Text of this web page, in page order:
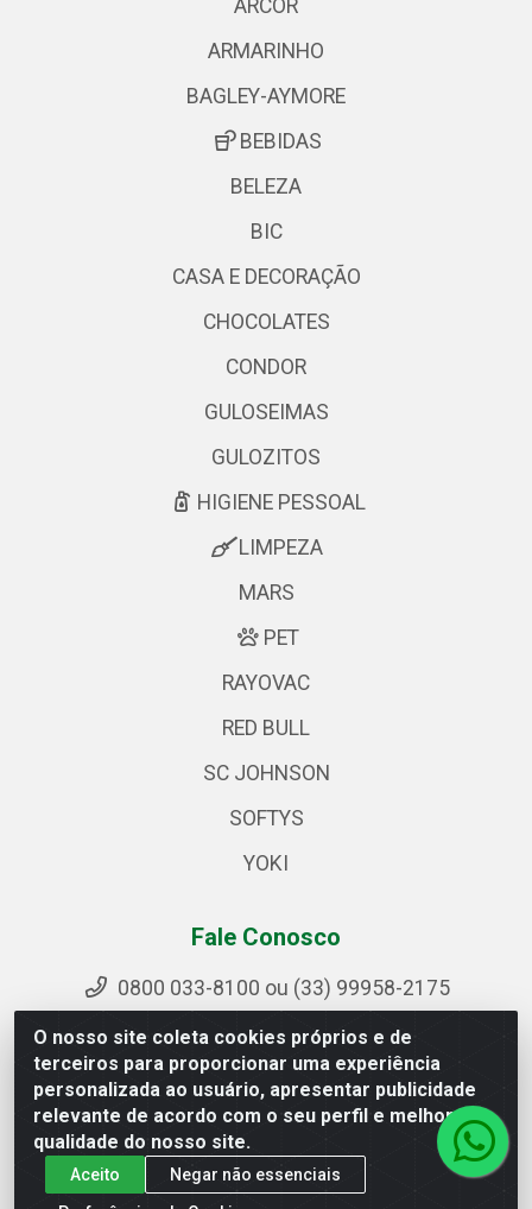
O nosso site coleta cookies próprios e de
terceiros para proporcionar uma experiência
personalizada ao usuário, apresentar publicidade
relevante de acordo com o seu perfil e melhorar a
qualidade do nosso site.
Aceito
Negar não essenciais
ARCOR
ARMARINHO
BAGLEY-AYMORE
BEBIDAS
BELEZA
BIC
CASA E DECORAÇÃO
CHOCOLATES
CONDOR
GULOSEIMAS
GULOZITOS
HIGIENE PESSOAL
LIMPEZA
MARS
PET
RAYOVAC
RED BULL
SC JOHNSON
SOFTYS
YOKI
Fale Conosco
0800 033-8100 ou (33) 99958-2175
sac@ipirangamg.com.br
Acompanhe nossas publicações
Ipiranga Distribuição LTDA - Avenida Doutor Jorge Hannas,
101 - Ponte da Aldeia - Manhuaçu / MG - CEP 36906-440 -